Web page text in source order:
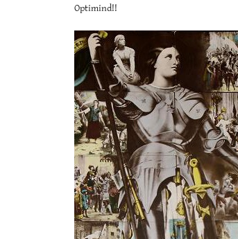
Optimind!!